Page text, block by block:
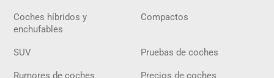
Coches híbridos y
enchufables
Compactos
SUV Pruebas de coches
Rumores de coches Precios de coches